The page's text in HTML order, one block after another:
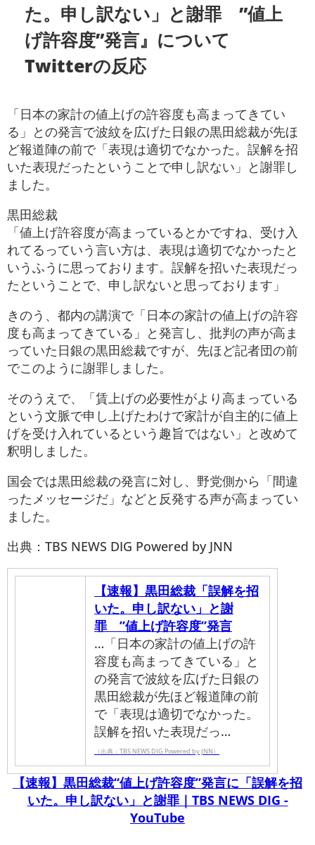
た。申し訳ない」と謝罪 ”値上
げ許容度”発言』について
Twitterの反応
「日本の家計の値上げの許容度も高まってきてい
る」との発言で波紋を広げた日銀の黒田総裁が先ほ
ど報道陣の前で「表現は適切でなかった。誤解を招
いた表現だったということで申し訳ない」と謝罪し
ました。
黒田総裁
「値上げ許容度が高まっているとかですね、受け入
れてるっていう言い方は、表現は適切でなかったと
いうふうに思っております。誤解を招いた表現だっ
たということで、申し訳ないと思っております」
きのう、都内の講演で「日本の家計の値上げの許容
度も高まってきている」と発言し、批判の声が高ま
っていた日銀の黒田総裁ですが、先ほど記者団の前
でこのように謝罪しました。
そのうえで、「賃上げの必要性がより高まっている
という文脈で申し上げたわけで家計が自主的に値上
げを受け入れているという趣旨ではない」と改めて
釈明しました。
国会では黒田総裁の発言に対し、野党側から「間違
ったメッセージだ」などと反発する声が高まってい
ました。
出典：TBS NEWS DIG Powered by JNN
【速報】黒田総裁「誤解を招
いた。申し訳ない」と謝
罪 ”値上げ許容度”発言
…「日本の家計の値上げの許
容度も高まってきている」と
の発言で波紋を広げた日銀の
黒田総裁が先ほど報道陣の前
で「表現は適切でなかった。
誤解を招いた表現だっ…
（出典：TBS NEWS DIG Powered by JNN）
【速報】黒田総裁“値上げ許容度”発言に「誤解を招
いた。申し訳ない」と謝罪｜TBS NEWS DIG -
YouTube